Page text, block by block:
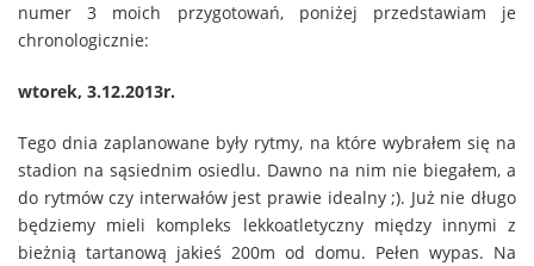
numer 3 moich przygotowań, poniżej przedstawiam je
chronologicznie:
wtorek, 3.12.2013r.
Tego dnia zaplanowane były rytmy, na które wybrałem się na
stadion na sąsiednim osiedlu. Dawno na nim nie biegałem, a
do rytmów czy interwałów jest prawie idealny ;). Już nie długo
będziemy mieli kompleks lekkoatletyczny między innymi z
bieżnią tartanową jakieś 200m od domu. Pełen wypas. Na